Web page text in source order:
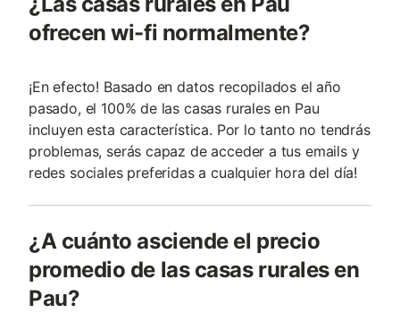
ofrecen wi-fi normalmente?
¡En efecto! Basado en datos recopilados el año
pasado, el 100% de las casas rurales en Pau
incluyen esta característica. Por lo tanto no tendrás
problemas, serás capaz de acceder a tus emails y
redes sociales preferidas a cualquier hora del día!
¿A cuánto asciende el precio
promedio de las casas rurales en
Pau?